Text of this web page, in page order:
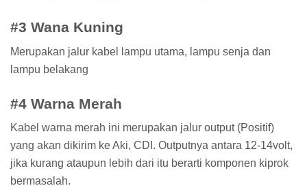
#3 Wana Kuning
Merupakan jalur kabel lampu utama, lampu senja dan
lampu belakang
#4 Warna Merah
Kabel warna merah ini merupakan jalur output (Positif)
yang akan dikirim ke Aki, CDI. Outputnya antara 12-14volt,
jika kurang ataupun lebih dari itu berarti komponen kiprok
bermasalah.